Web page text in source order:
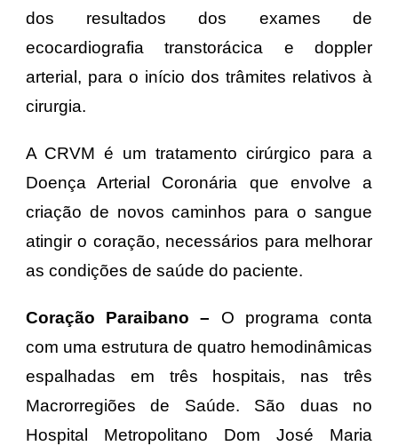
dos resultados dos exames de
ecocardiografia transtorácica e doppler
arterial, para o início dos trâmites relativos à
cirurgia.
A CRVM é um tratamento cirúrgico para a
Doença Arterial Coronária que envolve a
criação de novos caminhos para o sangue
atingir o coração, necessários para melhorar
as condições de saúde do paciente.
Coração Paraibano – O programa conta
com uma estrutura de quatro hemodinâmicas
espalhadas em três hospitais, nas três
Macrorregiões de Saúde. São duas no
Hospital Metropolitano Dom José Maria